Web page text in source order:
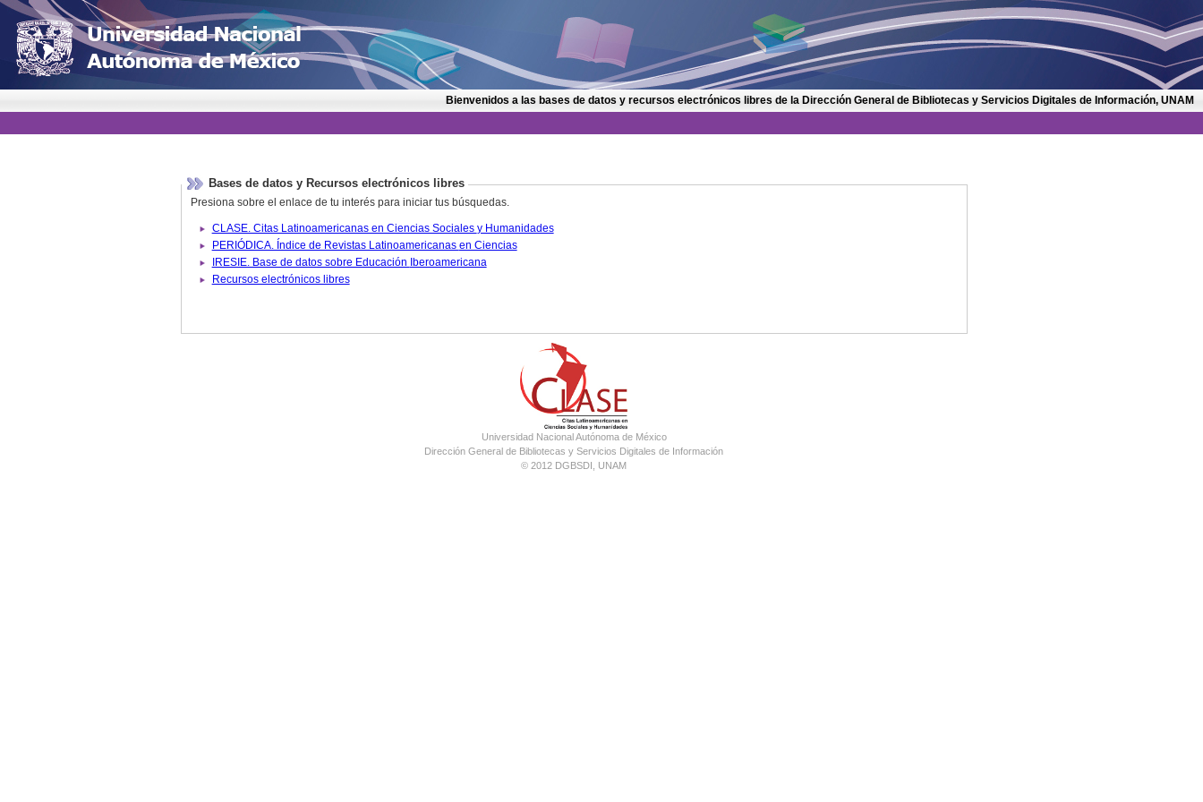
Bienvenidos a las bases de datos y recursos electrónicos libres de la Dirección General de Bibliotecas y Servicios Digitales de Información, UNAM
Bases de datos y Recursos electrónicos libres
Presiona sobre el enlace de tu interés para iniciar tus búsquedas.
CLASE. Citas Latinoamericanas en Ciencias Sociales y Humanidades
PERIÓDICA. Índice de Revistas Latinoamericanas en Ciencias
IRESIE. Base de datos sobre Educación Iberoamericana
Recursos electrónicos libres
Universidad Nacional Autónoma de México
Dirección General de Bibliotecas y Servicios Digitales de Información
© 2012 DGBSDI, UNAM